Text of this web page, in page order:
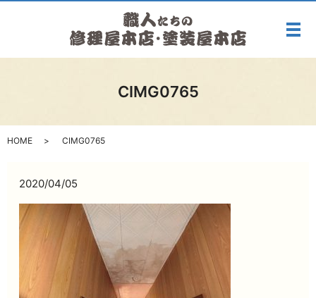
メ
CIMG0765
HOME CIMG0765
2020/04/05